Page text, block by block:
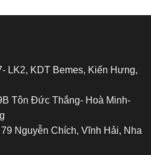
LK2, KDT Bemes, Kiến Hưng,
Tôn Đức Thắng- Hoà Minh-
79 Nguyễn Chích, Vĩnh Hải, Nha